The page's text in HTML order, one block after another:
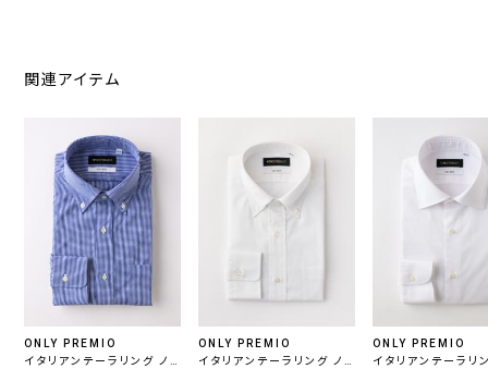
関連アイテム
ONLY PREMIO
イタリアンテーラリング ノ
ONLY PREMIO
イタリアンテーラリング ノ
ONLY PREMIO
イタリアンテーラリ